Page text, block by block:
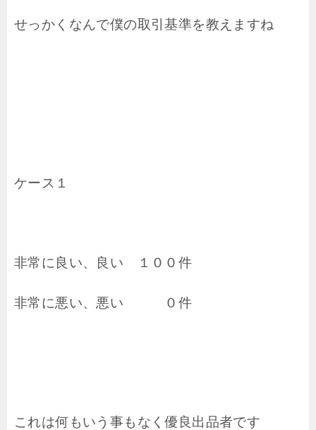
せっかくなんで僕の取引基準を教えますね
ケース１
非常に良い、良い １００件
非常に悪い、悪い ０件
これは何もいう事もなく優良出品者です